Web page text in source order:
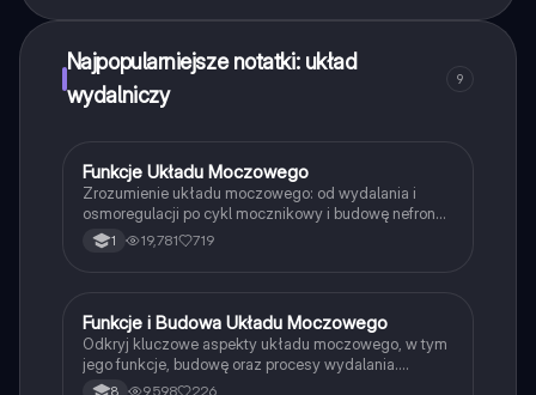
Najpopularniejsze notatki: układ
wydalniczy
9
Biologia
Funkcje Układu Moczowego
Zrozumienie układu moczowego: od wydalania i
osmoregulacji po cykl mocznikowy i budowę nefronu.
Ta notatka zawiera kluczowe informacje o funkcjach
nerek, produkcji moczu oraz diagnostyce chorób
1 19,781 719
Biologia
Funkcje i Budowa Układu Moczowego
Odkryj kluczowe aspekty układu moczowego, w tym
jego funkcje, budowę oraz procesy wydalania.
Dowiedz się o cyklu mocznikowym, strukturze
8 9,598 226